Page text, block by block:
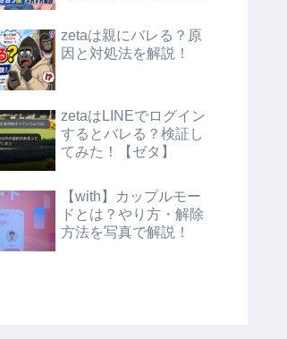
zetaは親にバレる？原
因と対処法を解説！
zetaはLINEでログイン
するとバレる？検証し
てみた！【ゼタ】
【with】カップルモー
ドとは？やり方・解除
方法を写真で解説！